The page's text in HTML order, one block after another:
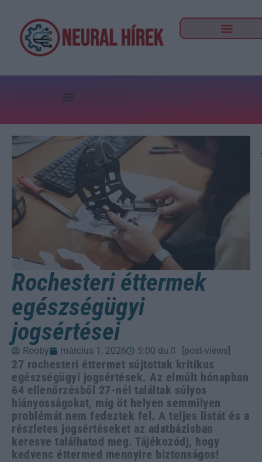
Rochesteri éttermek
egészségügyi
jogsértései
Rooby március 1, 2026 5:00 du. [post-views]
27 rochesteri éttermet sújtottak kritikus
egészségügyi jogsértések. Az elmúlt hónapban
64 ellenőrzésből 27-nél találtak súlyos
hiányosságokat, míg öt helyen semmilyen
problémát nem fedeztek fel. A teljes listát és a
részletes jogsértéseket az adatbázisban
keresve találhatod meg. Tájékozódj, hogy
kedvenc éttermed mennyire biztonságos!